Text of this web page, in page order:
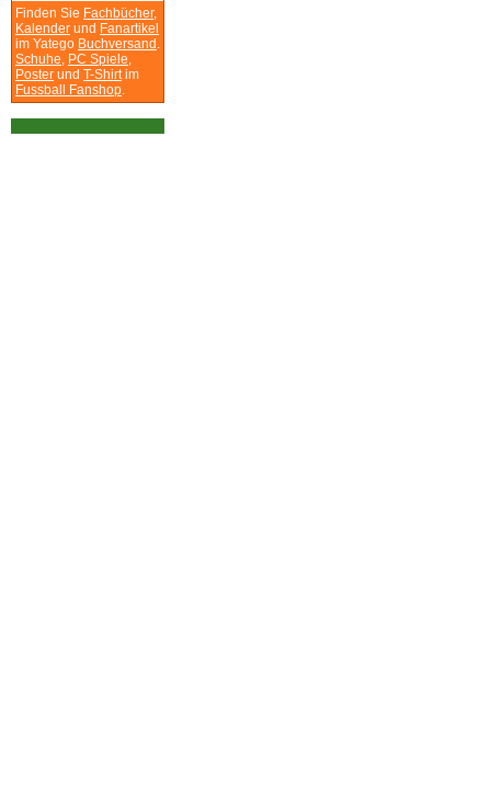
Finden Sie Fachbücher,
Kalender und Fanartikel
im Yatego Buchversand .
Schuhe, PC Spiele,
Poster und T-Shirtim
Fussball Fanshop.